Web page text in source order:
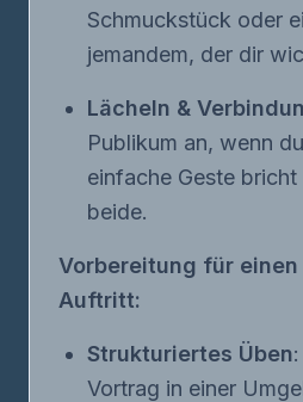
Schmuckstück oder
jemandem, der dir
Lächeln &
Publikum an, wenn
einfache Geste
beide.
Vorbereitung für
Auftritt:
Strukturiertes Üben
Vortrag in einer